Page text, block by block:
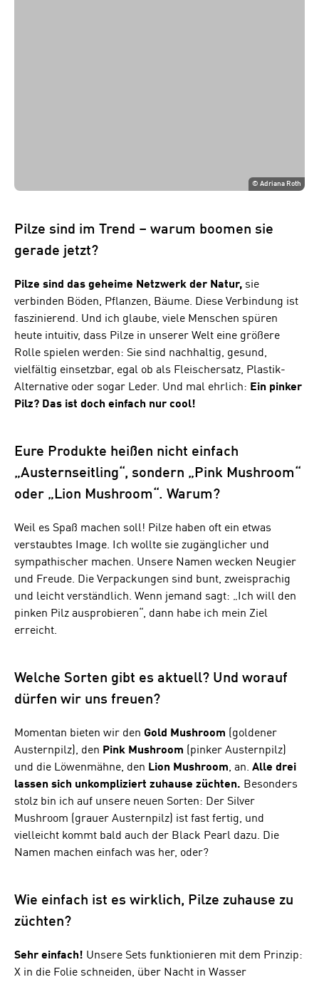
©Adriana Roth
Pilze sind im Trend – warum boomen sie
gerade jetzt?
Pilze sind das geheime Netzwerk der Natur, sie
verbinden Böden, Pflanzen, Bäume. Diese Verbindung ist
faszinierend. Und ich glaube, viele Menschen spüren
heute intuitiv, dass Pilze in unserer Welt eine größere
Rolle spielen werden: Sie sind nachhaltig, gesund,
vielfältig einsetzbar, egal ob als Fleischersatz, Plastik-
Alternative oder sogar Leder. Und mal ehrlich: Ein pinker
Pilz? Das ist doch einfach nur cool!
Eure Produkte heißen nicht einfach
„Austernseitling“, sondern „Pink Mushroom“
oder „Lion Mushroom“. Warum?
Weil es Spaß machen soll! Pilze haben oft ein etwas
verstaubtes Image. Ich wollte sie zugänglicher und
sympathischer machen. Unsere Namen wecken Neugier
und Freude. Die Verpackungen sind bunt, zweisprachig
und leicht verständlich. Wenn jemand sagt: „Ich will den
pinken Pilz ausprobieren“, dann habe ich mein Ziel
erreicht.
Welche Sorten gibt es aktuell? Und worauf
dürfen wir uns freuen?
Momentan bieten wir den Gold Mushroom (goldener
Austernpilz), den Pink Mushroom (pinker Austernpilz)
und die Löwenmähne, den Lion Mushroom, an. Alle drei
lassen sich unkompliziert zuhause züchten. Besonders
stolz bin ich auf unsere neuen Sorten: Der Silver
Mushroom (grauer Austernpilz) ist fast fertig, und
vielleicht kommt bald auch der Black Pearl dazu. Die
Namen machen einfach was her, oder?
Wie einfach ist es wirklich, Pilze zuhause zu
züchten?
Sehr einfach! Unsere Sets funktionieren mit dem Prinzip:
X in die Folie schneiden, über Nacht in Wasser